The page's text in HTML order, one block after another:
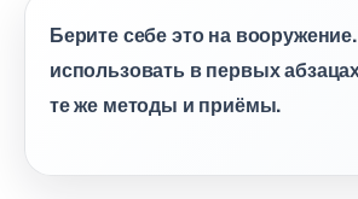
Берите себе это на
использовать в первых
те же методы и приёмы.